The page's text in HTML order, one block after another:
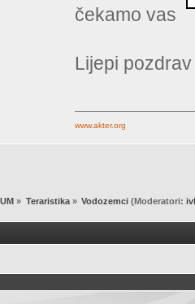
čekamo vas
Lijepi
www.akter.org
» Teraristika» Vodozemci (Moderatori: